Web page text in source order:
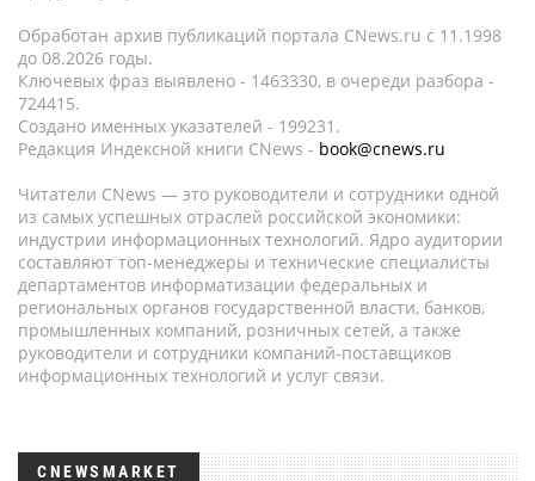
Обработан архив публикаций портала CNews.ru c 11.1998
до 08.2026 годы.
Ключевых фраз выявлено - 1463330, в очереди разбора -
724415.
Создано именных указателей - 199231.
Редакция Индексной книги CNews - book@cnews.ru
Читатели CNews — это руководители и сотрудники одной
из самых успешных отраслей российской экономики:
индустрии информационных технологий. Ядро аудитории
составляют топ-менеджеры и технические специалисты
департаментов информатизации федеральных и
региональных органов государственной власти, банков,
промышленных компаний, розничных сетей, а также
руководители и сотрудники компаний-поставщиков
информационных технологий и услуг связи.
CNEWSMARKET